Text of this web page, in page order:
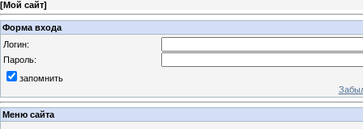
[Мой сайт]
Форма входа
Логин:
Пароль:
запомнить
Меню сайта